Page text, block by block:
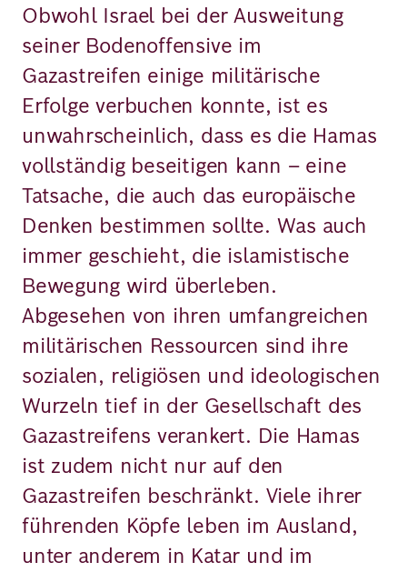
Obwohl Israel bei der Ausweitung
seiner Bodenoffensive im
Gazastreifen einige militärische
Erfolge verbuchen konnte, ist es
unwahrscheinlich, dass es die Hamas
vollständig beseitigen kann – eine
Tatsache, die auch das europäische
Denken bestimmen sollte. Was auch
immer geschieht, die islamistische
Bewegung wird überleben.
Abgesehen von ihren umfangreichen
militärischen Ressourcen sind ihre
sozialen, religiösen und ideologischen
Wurzeln tief in der Gesellschaft des
Gazastreifens verankert. Die Hamas
ist zudem nicht nur auf den
Gazastreifen beschränkt. Viele ihrer
führenden Köpfe leben im Ausland,
unter anderem in Katar und im